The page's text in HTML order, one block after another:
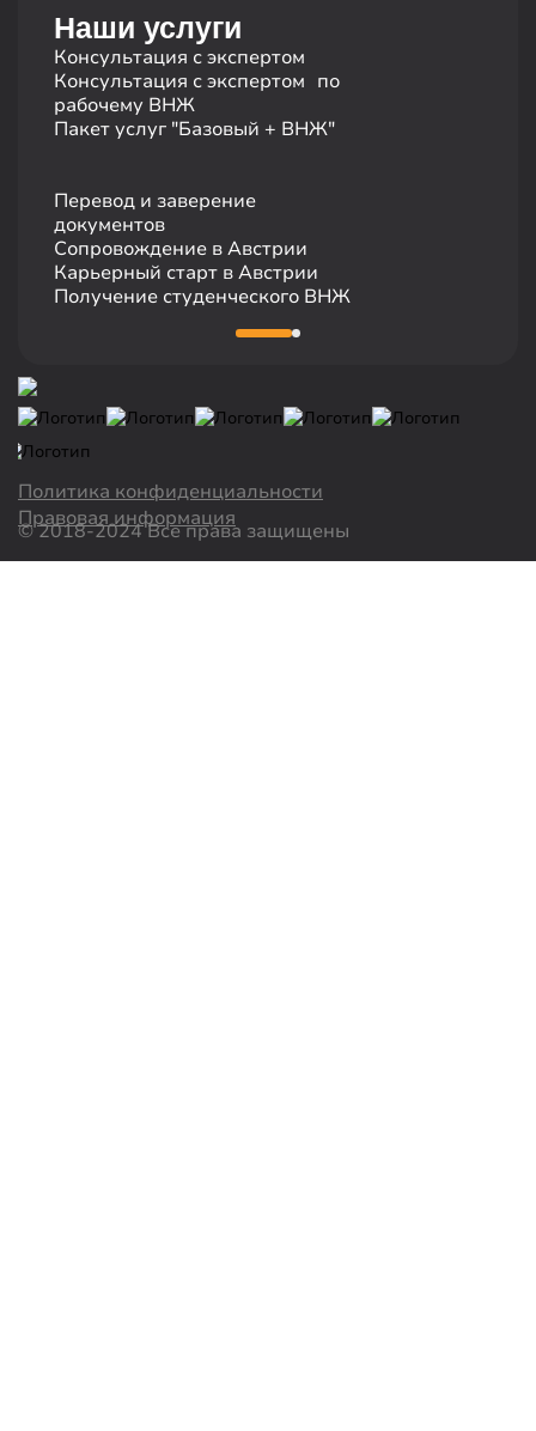
+7 495 19 19 317
Телефон
+7 727 310 14 79
Наши услуги
Консультация с экспертом
Консультация с экспертом по
рабочему ВНЖ
Пакет услуг "Базовый + ВНЖ"
Перевод и заверение
документов
Сопровождение в Австрии
Карьерный старт в Австрии
Получение студенческого ВНЖ
Политика конфиденциальности
Правовая информация
© 2018-2024 Все права защищены